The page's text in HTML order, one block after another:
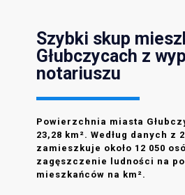
Szybki skup
Głubczycach z
notariuszu
Powierzchnia miasta
23,28 km². Według danych z
zamieszkuje około 12 050
zagęszczenie ludności na
mieszkańców na km².